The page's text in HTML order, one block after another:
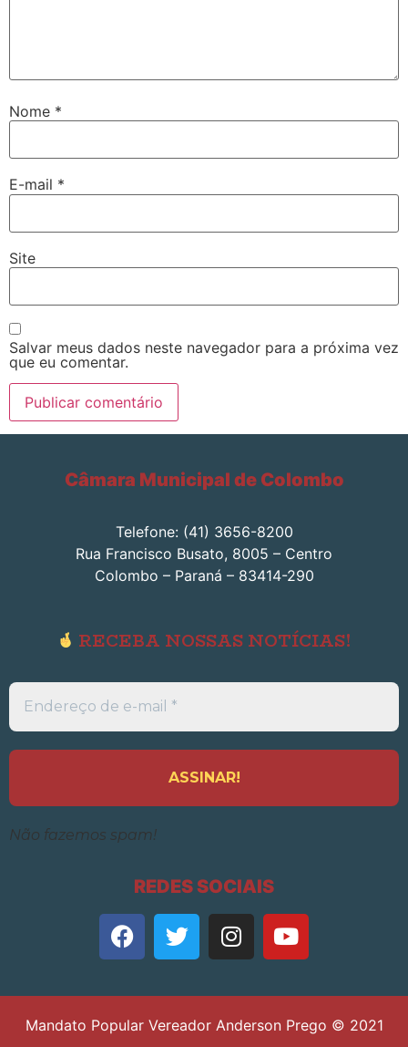
Nome *
E-mail *
Site
Salvar meus dados neste navegador para a próxima vez
que eu comentar.
Câmara Municipal de Colombo
Telefone: (41) 3656-8200
Rua Francisco Busato, 8005 – Centro
Colombo – Paraná – 83414-290
RECEBA NOSSAS NOTÍCIAS!
Endereço
de
e-
*
Não fazemos spam!
REDES SOCIAIS
Mandato Popular Vereador Anderson Prego © 2021